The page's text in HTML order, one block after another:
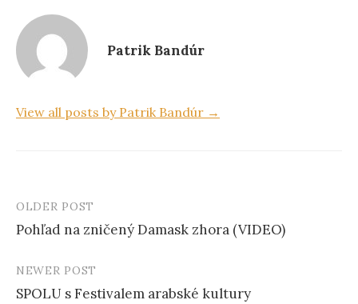
Patrik Bandúr
View all posts by Patrik Bandúr →
o
OLDER POST
Pohľad na zničený Damask zhora (VIDEO)
NEWER POST
SPOLU s Festivalem arabské kultury